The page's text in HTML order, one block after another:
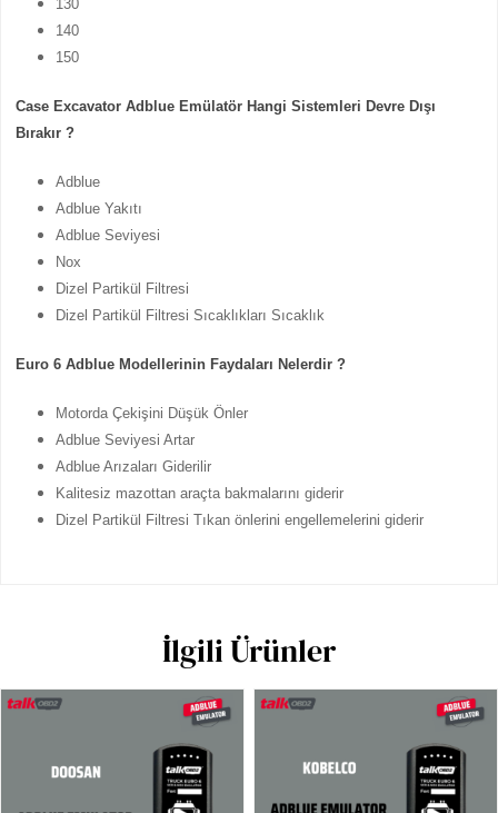
130
140
150
Case Excavator Adblue Emülatör Hangi Sistemleri Devre Dışı
Bırakır ?
Adblue
Adblue Yakıtı
Adblue Seviyesi
Nox
Dizel Partikül Filtresi
Dizel Partikül Filtresi Sıcaklıkları Sıcaklık
Euro 6 Adblue Modellerinin Faydaları Nelerdir ?
Motorda Çekişini Düşük Önler
Adblue Seviyesi Artar
Adblue Arızaları Giderilir
Kalitesiz mazottan araçta bakmalarını giderir
Dizel Partikül Filtresi Tıkan önlerini engellemelerini giderir
İlgili Ürünler